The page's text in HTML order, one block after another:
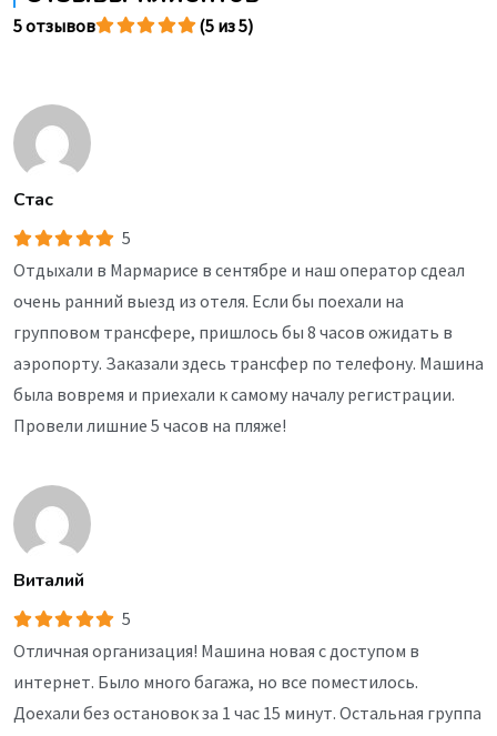
5 отзывов (5 из 5)
Стас
5
Отдыхали в Мармарисе в сентябре и наш оператор сдеал
очень ранний выезд из отеля. Если бы поехали на
групповом трансфере, пришлось бы 8 часов ожидать в
аэропорту. Заказали здесь трансфер по телефону. Машина
была вовремя и приехали к самому началу регистрации.
Провели лишние 5 часов на пляже!
Виталий
5
Отличная организация! Машина новая с доступом в
интернет. Было много багажа, но все поместилось.
Доехали без остановок за 1 час 15 минут. Остальная группа